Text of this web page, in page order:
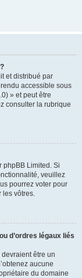
et distribué par
accessible sous
» et peut être
consulter la rubrique
phpBB Limited. Si
veuillez
pourrez voter pour
les vôtres.
d’ordres légaux liés
être un
aucune
du domaine